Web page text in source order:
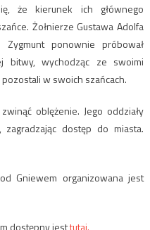
że kierunek ich głównego
Żołnierze Gustawa Adolfa
ponownie próbował
bitwy, wychodząc ze swoimi
w swoich szańcach.
oblężenie. Jego oddziały
dostęp do miasta.
Gniewem organizowana jest
dostępny jesttutaj.